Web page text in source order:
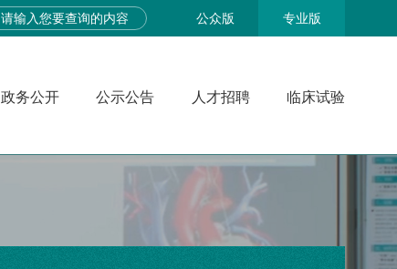
公众版 专业版
政务公开 公示公告 人才招聘 临床试验